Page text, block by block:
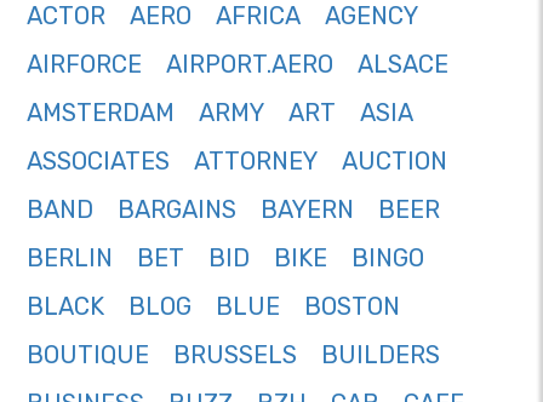
ACTOR
AERO AFRICA
AGENCY
AIRFORCE
AIRPORT.AERO
ALSACE
AMSTERDAM
ARMY ART
ASIA
ASSOCIATES
ATTORNEY
AUCTION
BAND
BARGAINS BAYERN
BEER
BERLIN
BET BID BIKE
BINGO
BLACK
BLOG BLUE
BOSTON
BOUTIQUE
BRUSSELS
BUILDERS